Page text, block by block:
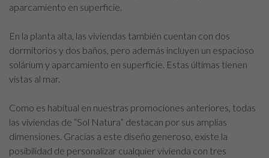
aparcamiento en superficie.
En la planta alta, las viviendas también cuentan con dos
dormitorios y dos baños, pero además incluyen un espacioso
solárium y aparcamiento en superficie. Estas últimas tienen
vistas al mar.
Como es habitual en nuestras promociones anteriores, todas
las viviendas de “Sol Natura” destacan por sus amplias
dimensiones. Gracias a este diseño generoso, existe la
posibilidad de personalizar cualquier vivienda con tres